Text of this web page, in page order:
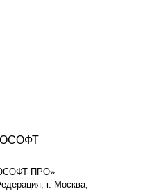
ПРО»
г. Москва,